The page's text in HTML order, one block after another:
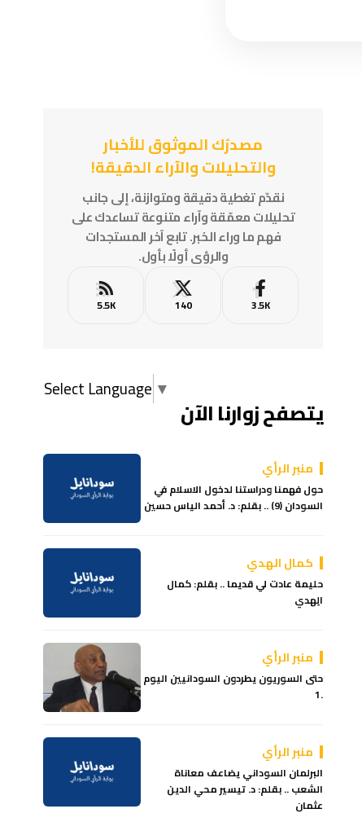
مصدرُك الموثوق للأخبار
والتحليلات والآراء الدقيقة!
نقدّم تغطية دقيقة ومتوازنة، إلى جانب
تحليلات معمّقة وآراء متنوعة تساعدك على
فهم ما وراء الخبر. تابع آخر المستجدات
والرؤى أولًا بأول.
3.5K
140
5.5K
Select Language ▼
يتصفح زوارنا الآن
منبر الرأي
حول فهمنا ودراستنا لدخول الاسلام في
السودان (9) .. بقلم: د. أحمد الياس حسين
كمال الهدي
حليمة عادت لي قديما .. بقلم: كمال
الِهدي
منبر الرأي
حتى السوريون يطردون السودانيين اليوم
.1
منبر الرأي
البرلمان السوداني يضاعف معاناة
الشعب .. بقلم: د. تيسير محي الدين
عثمان